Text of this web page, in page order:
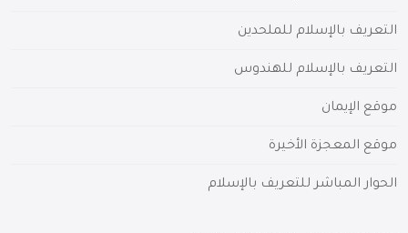
التعريف بالإسلام للملحدين
التعريف بالإسلام للهندوس
موقع الإيمان
موقع المعجزة الأخيرة
الحوار المباشر للتعريف بالإسلام